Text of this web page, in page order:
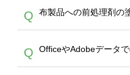
は、デザイン
者にご連絡い
A
カート内で自
ます。 【付与
イントとして
ント＝1円とし
トは発送完了
Q 布製品への前処理剤の
A
意点（前処理
ワイト、トー
Q OfficeやAdobeデータ